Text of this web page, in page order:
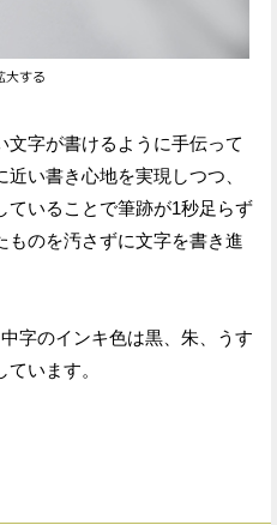
文字が書けるように手伝って
い書き心地を実現しつつ、
ていることで筆跡が1秒足らず
ものを汚さずに文字を書き進
字のインキ色は黒、朱、うす
います。